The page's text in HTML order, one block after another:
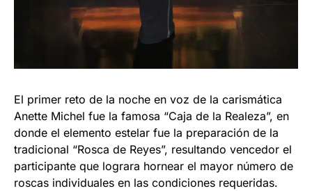
El primer reto de la noche en voz de la carismática
Anette Michel fue la famosa “Caja de la Realeza”, en
donde el elemento estelar fue la preparación de la
tradicional “Rosca de Reyes”, resultando vencedor el
participante que lograra hornear el mayor número de
roscas individuales en las condiciones requeridas.